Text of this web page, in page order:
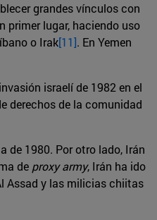
grandes vínculos con
primer lugar, haciendo uso
o Irak[11]. En Yemen
israelí de 1982 en el
derechos de la comunidad
de 1980. Por otro lado, Irán
de proxy army, Irán ha ido
Assad y las milicias chiitas